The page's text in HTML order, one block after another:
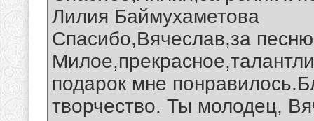
Лилия Баймухаметова
Спасибо,Вячеслав,за
подарок мне
творчество. Ты молодец,